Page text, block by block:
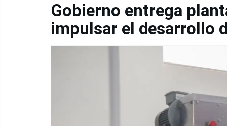
Gobierno entrega
impulsar el desarrollo